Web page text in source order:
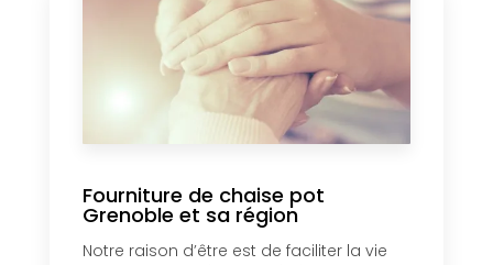
Fourniture de chaise pot
Grenoble et sa région
Notre raison d’être est de faciliter la vie